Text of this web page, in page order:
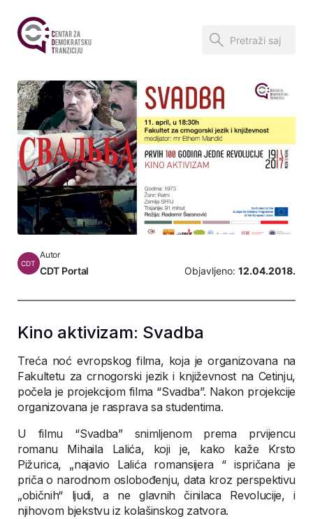
CDT
Autor
CDT Portal Objavljeno: 12.04.2018.
Kino aktivizam: Svadba
Treća noć evropskog filma, koja je organizovana na
Fakultetu za crnogorski jezik i književnost na Cetinju,
počela je projekcijom filma “Svadba”. Nakon projekcije
organizovana je rasprava sa studentima.
U filmu “Svadba” snimljenom prema prvijencu
romanu Mihaila Lalića, koji je, kako kaže Krsto
Pižurica, „najavio Lalića romansijera “ ispričana je
priča o narodnom oslobođenju, data kroz perspektivu
„običnih“ ljudi, a ne glavnih činilaca Revolucije, i
njihovom bjekstvu iz kolašinskog zatvora.